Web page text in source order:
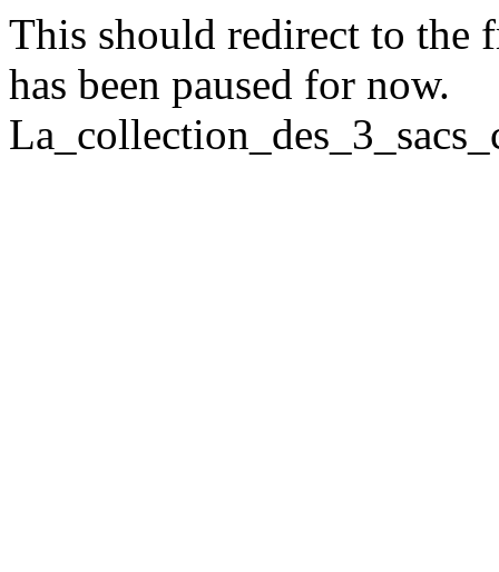
This should redirect to the
has been paused for now.